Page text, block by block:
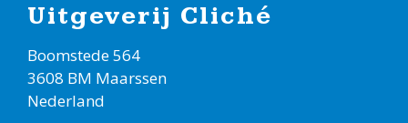
Uitgeverij Cliché
Boomstede 564
3608 BM Maarssen
Nederland